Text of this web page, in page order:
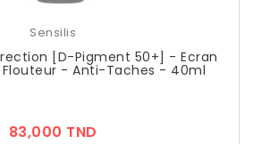
Sensilis
[D-Pigment 50+] - Ecran
Flouteur - Anti-Taches - 40ml
83,000 TND